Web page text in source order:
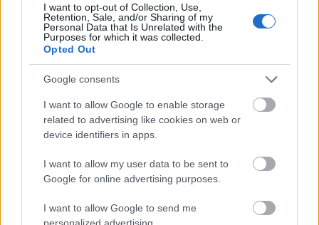
I want to opt-out of Collection, Use,
Retention, Sale, and/or Sharing of my
Personal Data that Is Unrelated with the
Purposes for which it was collected.
Opted Out
Google consents
I want to allow Google to enable storage
related to advertising like cookies on web or
device identifiers in apps.
I want to allow my user data to be sent to
Google for online advertising purposes.
I want to allow Google to send me
personalized advertising.
államadóskockázati besorolását a Fitch
Ratings.
A nemzetközi hitelminősítő a péntek éjjel
Londonban bejelentett döntés indoklásában
kiemelte: az osztályzat továbbra is érvényben
hagyott negatív kilátása azt tükrözi, hogy az
áprilisi országgyűlési választások előtt a
vártnál nagyobb mértékben romlott
közfinanszírozás állapota, a költségvetési